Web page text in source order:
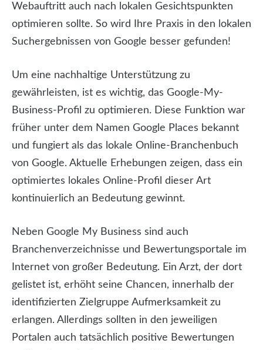
Webauftritt auch nach lokalen Gesichtspunkten
optimieren sollte. So wird Ihre Praxis in den lokalen
Suchergebnissen von Google besser gefunden!
Um eine nachhaltige Unterstützung zu
gewährleisten, ist es wichtig, das Google-My-
Business-Profil zu optimieren. Diese Funktion war
früher unter dem Namen Google Places bekannt
und fungiert als das lokale Online-Branchenbuch
von Google. Aktuelle Erhebungen zeigen, dass ein
optimiertes lokales Online-Profil dieser Art
kontinuierlich an Bedeutung gewinnt.
Neben Google My Business sind auch
Branchenverzeichnisse und Bewertungsportale im
Internet von großer Bedeutung. Ein Arzt, der dort
gelistet ist, erhöht seine Chancen, innerhalb der
identifizierten Zielgruppe Aufmerksamkeit zu
erlangen. Allerdings sollten in den jeweiligen
Portalen auch tatsächlich positive Bewertungen